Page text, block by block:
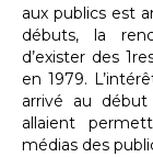
aux publics est
débuts, la
d’exister des
en 1979.
arrivé au
allaient
médias des